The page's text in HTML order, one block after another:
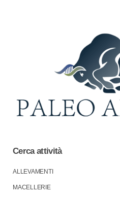
Cerca attività
ALLEVAMENTI
MACELLERIE